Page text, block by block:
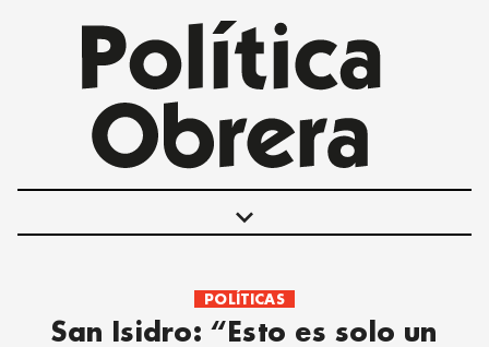
keyboard_arrow_down
POLÍTICAS
INTERNACIONALES
POLÍTICAS
San Isidro: “Esto es solo un